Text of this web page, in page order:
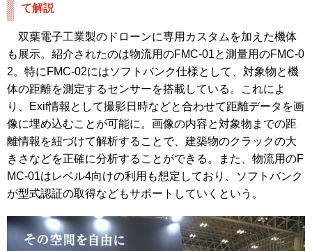
て解説
双葉電子工業製のドローンに専用カスタムを加えた機体
も展示。紹介されたのは物流用のFMC-01と測量用のFMC-0
2。特にFMC-02にはソフトバンク仕様として、対象物と機
体の距離を測定するセンサーを搭載している。これによ
り、Exif情報として撮影日時などと合わせて距離データを画
像に埋め込むことが可能に。画像の内容と対象物までの距
離情報を紐づけて解析することで、建築物のクラックの大
きさなどを正確に分析することができる。また、物流用のF
MC-01はレベル4向けの利用も想定しており、ソフトバンク
が型式認証の取得などもサポートしていくという。